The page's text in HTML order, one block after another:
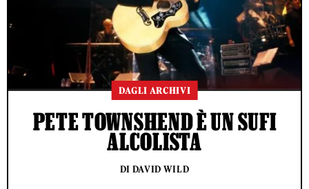
DAGLI ARCHIVI
PETE TOWNSHEND È UN SUFI
ALCOLISTA
DI DAVID WILD